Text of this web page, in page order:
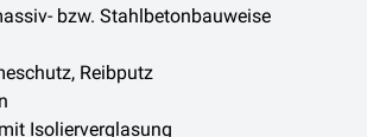
bzw. Stahlbetonbauweise
Reibputz
Isolierverglasung